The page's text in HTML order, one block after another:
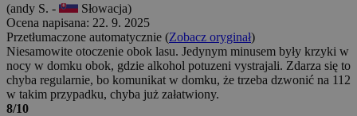
(andy S. -
Słowacja)
Ocena napisana: 22. 9. 2025
Przetłumaczone automatycznie (Zobacz oryginał)
Niesamowite otoczenie obok lasu. Jedynym minusem były krzyki w
nocy w domku obok, gdzie alkohol potuzeni vystrajali. Zdarza się to
chyba regularnie, bo komunikat w domku, że trzeba dzwonić na 112
w takim przypadku, chyba już załatwiony.
8/10